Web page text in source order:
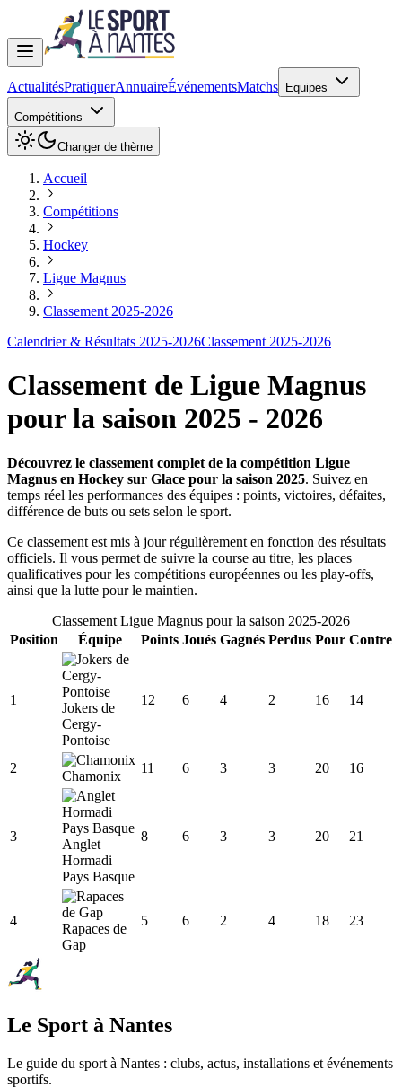
ActualitésPratiquerAnnuaireÉvénementsMatchs Equipes
Compétitions
Changer de thème
Accueil
Compétitions
Hockey
Ligue Magnus
Classement 2025-2026
Calendrier & Résultats 2025-2026Classement 2025-2026
Classement de Ligue Magnus
pour la saison 2025 - 2026
Découvrez le classement complet de la compétition Ligue
Magnus en Hockey sur Glace pour la saison 2025. Suivez en
temps réel les performances des équipes : points, victoires, défaites,
différence de buts ou sets selon le sport.
Ce classement est mis à jour régulièrement en fonction des résultats
officiels. Il vous permet de suivre la course au titre, les places
qualificatives pour les compétitions européennes ou les play-offs,
ainsi que la lutte pour le maintien.
Classement Ligue Magnus pour la saison 2025-2026
Position
Équipe Points Joués Gagnés Perdus Pour Contre
1
Jokers de
Cergy-
Pontoise
12 6 4 2 16 14
2
Chamonix
11 6 3 3 20 16
3
Anglet
Hormadi
Pays Basque
8 6 3 3 20 21
4
Rapaces de
Gap
5 6 2 4 18 23
Le Sport à Nantes
Le guide du sport à Nantes : clubs, actus, installations et événements
sportifs.